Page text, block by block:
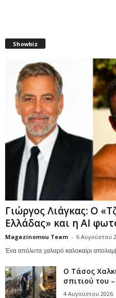
Showbiz
Γιώργος Λιάγκας: Ο
Ελλάδας» και η AI
Magazinomou Team - 6 Αυγούστου
Ένα απόλυτα χαλαρό καλοκαίρι
Ο Τάσος
σπιτιού του
4 Αυγούστου 2026